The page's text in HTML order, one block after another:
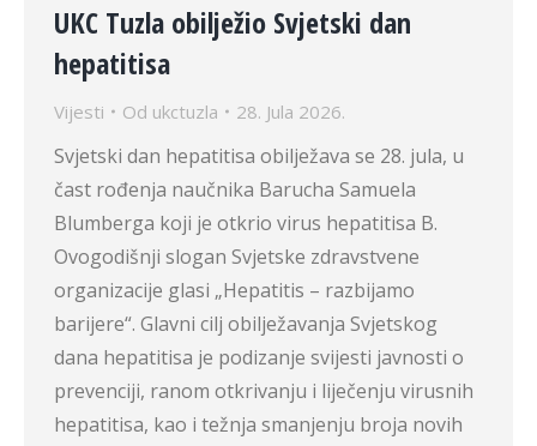
UKC Tuzla obilježio Svjetski dan
hepatitisa
Vijesti Od ukctuzla 28. Jula 2026.
Svjetski dan hepatitisa obilježava se 28. jula, u
čast rođenja naučnika Barucha Samuela
Blumberga koji je otkrio virus hepatitisa B.
Ovogodišnji slogan Svjetske zdravstvene
organizacije glasi „Hepatitis – razbijamo
barijere“. Glavni cilj obilježavanja Svjetskog
dana hepatitisa je podizanje svijesti javnosti o
prevenciji, ranom otkrivanju i liječenju virusnih
hepatitisa, kao i težnja smanjenju broja novih